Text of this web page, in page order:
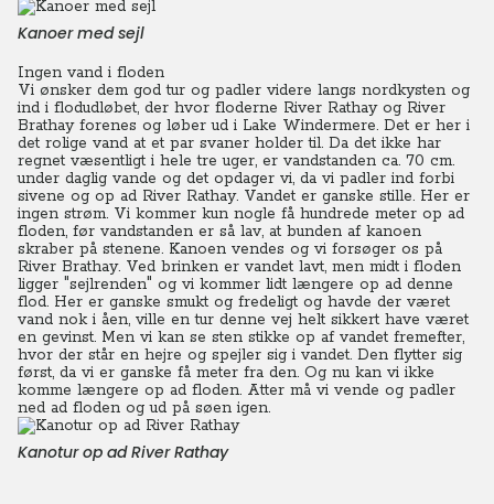
Kanoer med sejl
Ingen vand i floden
Vi ønsker dem god tur og padler videre langs nordkysten og
ind i flodudløbet, der hvor floderne River Rathay og River
Brathay forenes og løber ud i Lake Windermere. Det er her i
det rolige vand at et par svaner holder til. Da det ikke har
regnet væsentligt i hele tre uger, er vandstanden ca. 70 cm.
under daglig vande og det opdager vi, da vi padler ind forbi
sivene og op ad River Rathay. Vandet er ganske stille. Her er
ingen strøm. Vi kommer kun nogle få hundrede meter op ad
floden, før vandstanden er så lav, at bunden af kanoen
skraber på stenene. Kanoen vendes og vi forsøger os på
River Brathay. Ved brinken er vandet lavt, men midt i floden
ligger "sejlrenden" og vi kommer lidt længere op ad denne
flod. Her er ganske smukt og fredeligt og havde der været
vand nok i åen, ville en tur denne vej helt sikkert have været
en gevinst. Men vi kan se sten stikke op af vandet fremefter,
hvor der står en hejre og spejler sig i vandet. Den flytter sig
først, da vi er ganske få meter fra den. Og nu kan vi ikke
komme længere op ad floden. Atter må vi vende og padler
ned ad floden og ud på søen igen.
Kanotur op ad River Rathay